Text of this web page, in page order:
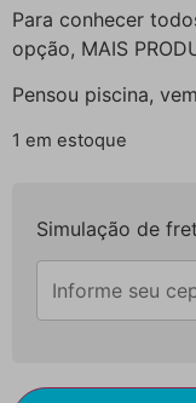
Para conhecer
opção, MAIS
Pensou piscina,
1 em estoque
Simulação de